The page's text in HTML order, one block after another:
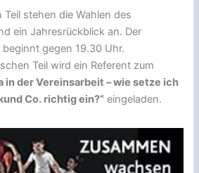
stehen die Wahlen des
ein Jahresrückblick an. Der
gegen 19.30 Uhr.
Teil wird ein Referent zum
in der Vereinsarbeit – wie setze ich
Co. richtig ein?“ eingeladen.